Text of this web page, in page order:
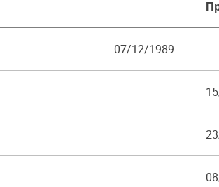
07/12/1989